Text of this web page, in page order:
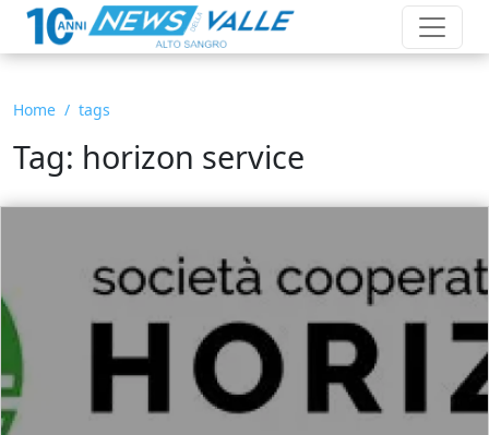
Home tags
Tag: horizon service